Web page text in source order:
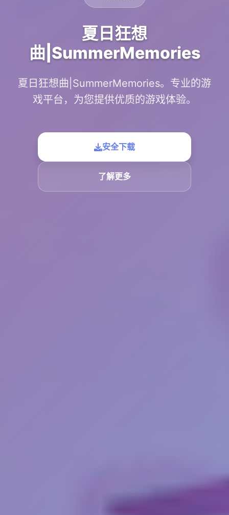
夏日狂想
曲|SummerMemories
夏日狂想曲|SummerMemories。专业的游
戏平台，为您提供优质的游戏体验。
安全下载
了解更多